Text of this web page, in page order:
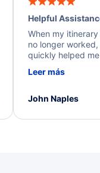
Helpful
When my
no longer
quickly helped
beyond to resolve
Leer más
John Naples